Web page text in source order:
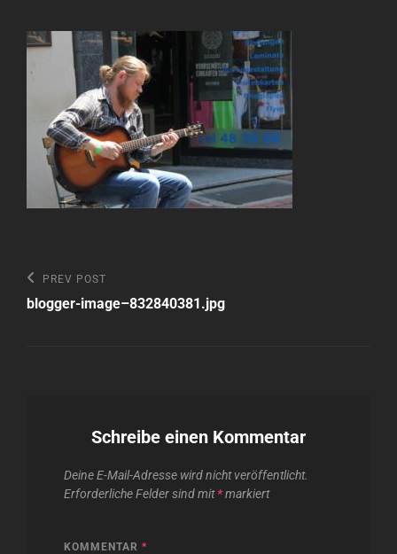
Beitragsnavigation
Previous
Post
PREV POST
blogger-image–832840381.jpg
Schreibe einen Kommentar
Deine E-Mail-Adresse wird nicht veröffentlicht.
Erforderliche Felder sind mit*markiert
KOMMENTAR *